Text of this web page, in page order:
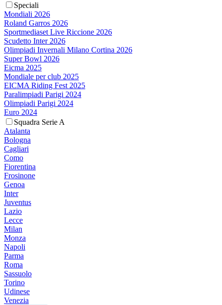
Speciali
Mondiali 2026
Roland Garros 2026
Sportmediaset Live Riccione 2026
Scudetto Inter 2026
Olimpiadi Invernali Milano Cortina 2026
Super Bowl 2026
Eicma 2025
Mondiale per club 2025
EICMA Riding Fest 2025
Paralimpiadi Parigi 2024
Olimpiadi Parigi 2024
Euro 2024
Squadra Serie A
Atalanta
Bologna
Cagliari
Como
Fiorentina
Frosinone
Genoa
Inter
Juventus
Lazio
Lecce
Milan
Monza
Napoli
Parma
Roma
Sassuolo
Torino
Udinese
Venezia